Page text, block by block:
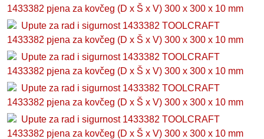
1433382 pjena za kovčeg (D x Š x V) 300 x 300 x 10 mm
Upute za rad i sigurnost 1433382 TOOLCRAFT
1433382 pjena za kovčeg (D x Š x V) 300 x 300 x 10 mm
Upute za rad i sigurnost 1433382 TOOLCRAFT
1433382 pjena za kovčeg (D x Š x V) 300 x 300 x 10 mm
Upute za rad i sigurnost 1433382 TOOLCRAFT
1433382 pjena za kovčeg (D x Š x V) 300 x 300 x 10 mm
Upute za rad i sigurnost 1433382 TOOLCRAFT
1433382 pjena za kovčeg (D x Š x V) 300 x 300 x 10 mm